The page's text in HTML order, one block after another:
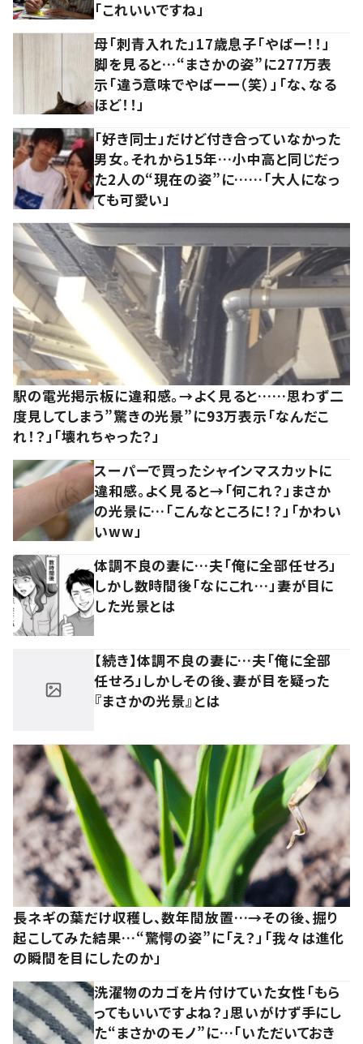
「これいいですね」
母「刺青入れた」17歳息子「やばー！！」
脚を見ると…“まさかの姿”に277万表
示「違う意味でやばーー（笑）」「な、なる
ほど！！」
「好き同士」だけど付き合っていなかった
男女。それから15年…小中高と同じだっ
た2人の“現在の姿”に……「大人になっ
ても可愛い」
駅の電光掲示板に違和感。→よく見ると……思わず二
度見してしまう”驚きの光景”に93万表示「なんだこ
れ！？」「壊れちゃった？」
スーパーで買ったシャインマスカットに
違和感。よく見ると→「何これ？」まさか
の光景に…「こんなところに！？」「かわい
いww」
体調不良の妻に…夫「俺に全部任せろ」
しかし数時間後「なにこれ…」妻が目に
した光景とは
【続き】体調不良の妻に…夫「俺に全部
任せろ」しかしその後、妻が目を疑った
『まさかの光景』とは
長ネギの葉だけ収穫し、数年間放置…→その後、掘り
起こしてみた結果…“驚愕の姿”に「え？」「我々は進化
の瞬間を目にしたのか」
洗濯物のカゴを片付けていた女性「もら
ってもいいですよね？」思いがけず手にし
た“まさかのモノ”に…「いただいておき